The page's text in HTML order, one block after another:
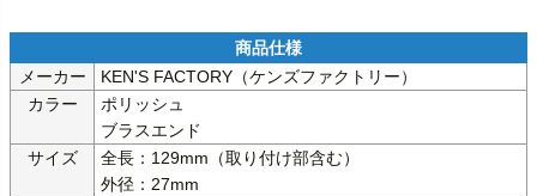
メーカー
KEN'S FACTORY（ケンズファクトリー）
カラー
ポリッシュ
ブラスエンド
サイズ
全長：129mm（取り付け部含む）
外径：27mm